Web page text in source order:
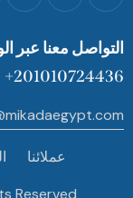
التواصل معنا عبر
201010724436+
عملائنا
Reserved